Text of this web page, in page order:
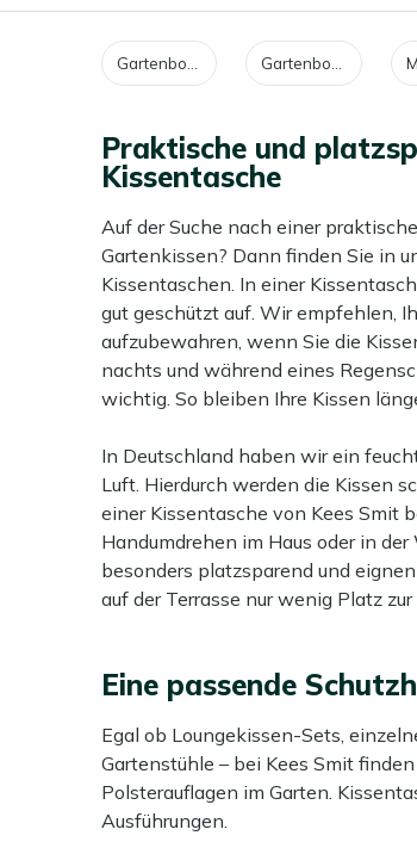
Praktische und
Kissentasche
Auf der Suche nach einer
Gartenkissen? Dann finden Sie in
Kissentaschen. In einer
gut geschützt auf. Wir empfehlen,
aufzubewahren, wenn Sie die
nachts und während eines
wichtig. So bleiben Ihre Kissen
In Deutschland haben wir ein
Luft. Hierdurch werden die Kissen
einer Kissentasche von Kees Smit
Handumdrehen im Haus oder in
besonders platzsparend und
auf der Terrasse nur wenig Platz
Eine passende
Egal ob Loungekissen-Sets,
Gartenstühle – bei Kees Smit
Polsterauflagen im Garten.
Ausführungen.